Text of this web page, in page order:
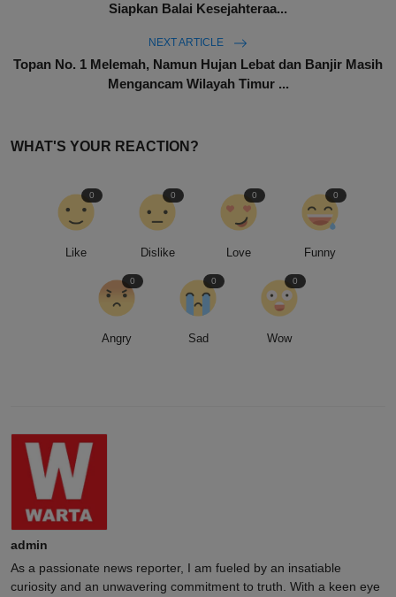
Siapkan Balai Kesejahteraa...
NEXT ARTICLE
Topan No. 1 Melemah, Namun Hujan Lebat dan Banjir Masih
Mengancam Wilayah Timur ...
WHAT'S YOUR REACTION?
Like
0
Dislike
0
Love
0
Funny
0
Angry
0
Sad
0
Wow
0
admin
As a passionate news reporter, I am fueled by an insatiable
curiosity and an unwavering commitment to truth. With a keen eye